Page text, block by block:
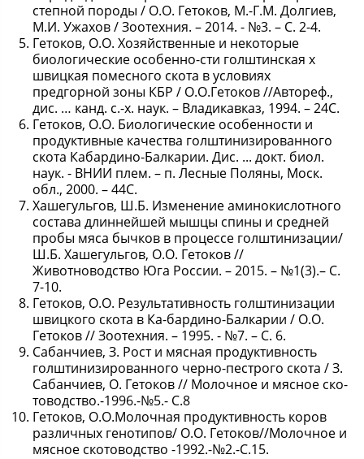
степной породы / О.О. Гетоков, М.-Г.М. Долгиев,
М.И. Ужахов / Зоотехния. – 2014. - №3. – С. 2-4.
Гетоков, О.О. Хозяйственные и некоторые
биологические особенно-сти голштинская х
швицкая помесного скота в условиях
предгорной зоны КБР / О.О.Гетоков //Автореф.,
дис. … канд. с.-х. наук. – Владикавказ, 1994. – 24С.
Гетоков, О.О. Биологические особенности и
продуктивные качества голштинизированного
скота Кабардино-Балкарии. Дис. ... докт. биол.
наук. - ВНИИ плем. – п. Лесные Поляны, Моск.
обл., 2000. – 44С.
Хашегульгов, Ш.Б. Изменение аминокислотного
состава длиннейшей мышцы спины и средней
пробы мяса бычков в процессе голштинизации/
Ш.Б. Хашегульгов, О.О. Гетоков //
Животноводство Юга России. – 2015. – №1(3).– С.
7-10.
Гетоков, О.О. Результативность голштинизации
швицкого скота в Ка-бардино-Балкарии / О.О.
Гетоков // Зоотехния. – 1995. - №7. – С. 6.
Сабанчиев, З. Рост и мясная продуктивность
голштинизированного черно-пестрого скота / З.
Сабанчиев, О. Гетоков // Молочное и мясное ско-
товодство.-1996.-№5.- С.8
Гетоков, О.О.Молочная продуктивность коров
различных генотипов/ О.О. Гетоков//Молочное и
мясное скотоводство -1992.-№2.-С.15.